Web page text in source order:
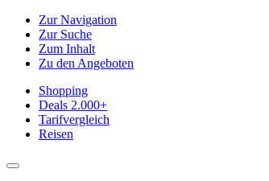
Zur Navigation
Zur Suche
Zum Inhalt
Zu den Angeboten
Shopping
Deals 2.000+
Tarifvergleich
Reisen